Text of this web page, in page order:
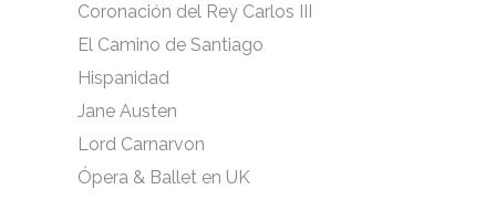
Coronación del Rey Carlos III
El Camino de Santiago
Hispanidad
Jane Austen
Lord Carnarvon
Ópera & Ballet en UK